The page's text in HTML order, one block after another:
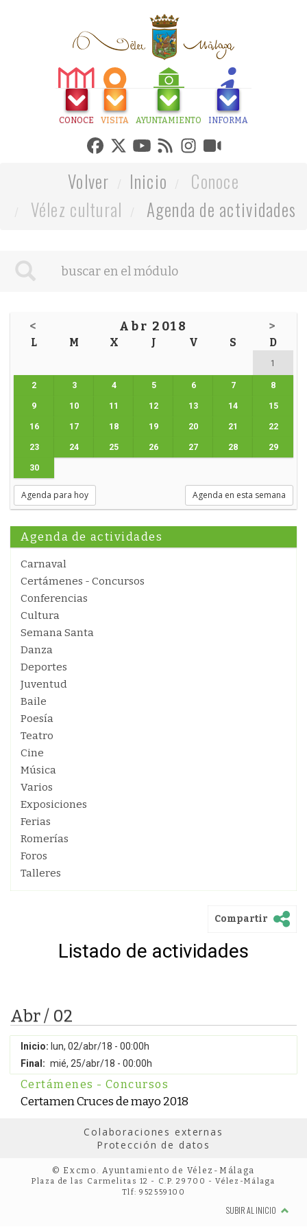
CONOCE VISITA AYUNTAMIENTO INFORMA
Volver Inicio
Conoce
Vélez cultural
Agenda de actividades
< Abr 2018 >
L M X J V S D
1
2 3 4 5 6 7 8
9 10 11 12 13 14 15
16 17 18 19 20 21 22
23 24 25 26 27 28 29
30
Agenda para hoy Agenda en esta semana
Agenda de actividades
Carnaval
Certámenes - Concursos
Conferencias
Cultura
Semana Santa
Danza
Deportes
Juventud
Baile
Poesía
Teatro
Cine
Música
Varios
Exposiciones
Ferias
Romerías
Foros
Talleres
Compartir
Listado de actividades
Abr / 02
Inicio: lun, 02/abr/18 - 00:00h
Final: mié, 25/abr/18 - 00:00h
Certámenes - Concursos
Certamen Cruces de mayo 2018
Colaboraciones externas
Protección de datos
© Excmo. Ayuntamiento de Vélez-Málaga
Plaza de las Carmelitas 12 - C.P. 29700 - Vélez-Málaga
Tlf: 952559100
SUBIR AL INICIO